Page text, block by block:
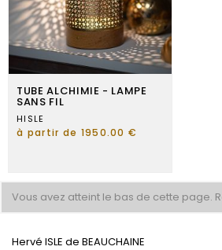
TUBE ALCHIMIE - LAMPE
SANS FIL
HISLE
à partir de 1950.00 €
Vous avez atteint le bas de cette page.
Hervé ISLE de BEAUCHAINE